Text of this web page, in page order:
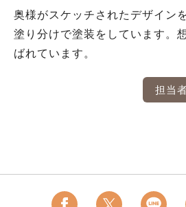
奥様がスケッチされたデザイン
塗り分けで塗装をしています。
ばれています。
担当